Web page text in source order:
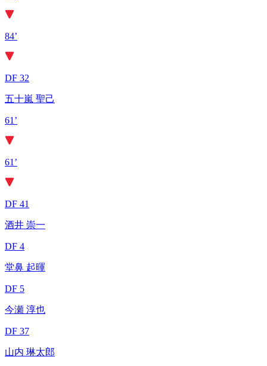
84’
DF 32
五十嵐 聖己
61’
61’
DF 41
酒井 崇一
DF 4
堂鼻 起暉
DF 5
今瀬 淳也
DF 37
山内 琳太郎